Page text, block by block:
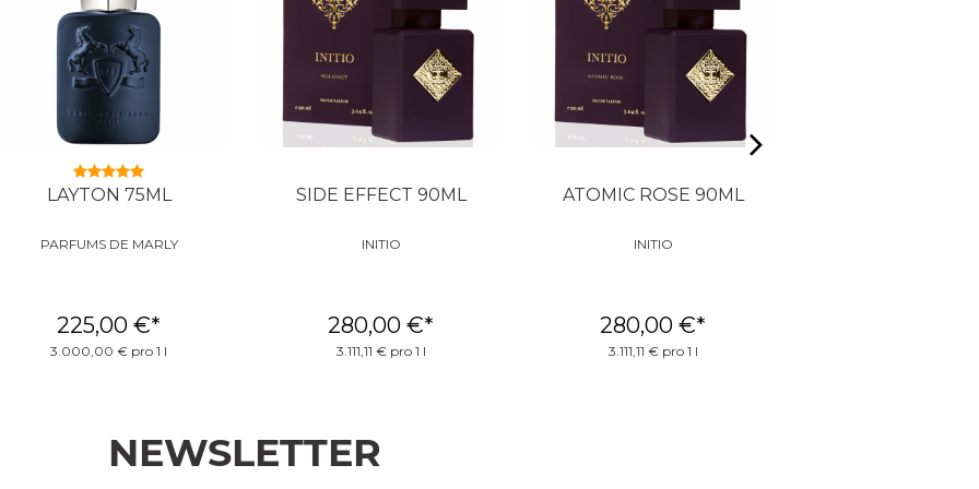
LAYTON 75ML
PARFUMS DE MARLY
225,00 €*
3.000,00 € pro 1 l
SIDE EFFECT 90ML
INITIO
280,00 €*
3.111,11 € pro 1 l
ATOMIC ROSE 90ML
INITIO
280,00 €*
3.111,11 € pro 1 l
NEWSLETTER